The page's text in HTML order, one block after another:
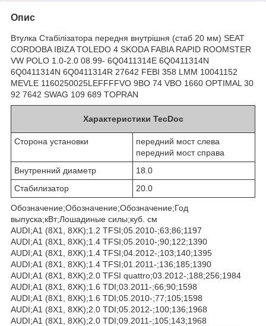
Опис
Втулка Стабілізатора передня внутрішня (стаб 20 мм) SEAT
CORDOBA IBIZA TOLEDO 4 SKODA FABIA RAPID ROOMSTER
VW POLO 1.0-2.0 08.99- 6Q0411314E 6Q0411314N
6Q0411314N 6Q0411314R 27642 FEBI 358 LMM 10041152
MEVLE 1160250025LEFFFFVO 9BO 74 VBO 1660 OPTIMAL 30
92 7642 SWAG 109 689 TOPRAN
Характеристики TecDoc
Сторона установки
передний мост слева
передний мост справа
Внутренний диаметр
18.0
Стабилизатор
20.0
Обозначение;Обозначение;Обозначение;Год
выпуска;кВт;Лошадиные силы;куб. см
AUDI;A1 (8X1, 8XK);1.2 TFSI;05.2010-;63;86;1197
AUDI;A1 (8X1, 8XK);1.4 TFSI;05.2010-;90;122;1390
AUDI;A1 (8X1, 8XK);1.4 TFSI;04.2012-;103;140;1395
AUDI;A1 (8X1, 8XK);1.4 TFSI;01.2011-;136;185;1390
AUDI;A1 (8X1, 8XK);2.0 TFSI quattro;03.2012-;188;256;1984
AUDI;A1 (8X1, 8XK);1.6 TDI;03.2011-;66;90;1598
AUDI;A1 (8X1, 8XK);1.6 TDI;05.2010-;77;105;1598
AUDI;A1 (8X1, 8XK);2.0 TDI;05.2012-;100;136;1968
AUDI;A1 (8X1, 8XK);2.0 TDI;09.2011-;105;143;1968